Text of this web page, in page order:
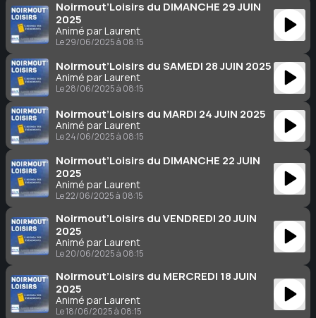
Noirmout’Loisirs du DIMANCHE 29 JUIN
2025
Animé par Laurent
Le 29/06/2025 à 08:15
Noirmout’Loisirs du SAMEDI 28 JUIN 2025
Animé par Laurent
Le 28/06/2025 à 08:15
Noirmout’Loisirs du MARDI 24 JUIN 2025
Animé par Laurent
Le 24/06/2025 à 08:15
Noirmout’Loisirs du DIMANCHE 22 JUIN
2025
Animé par Laurent
Le 22/06/2025 à 08:15
Noirmout’Loisirs du VENDREDI 20 JUIN
2025
Animé par Laurent
Le 20/06/2025 à 08:15
Noirmout’Loisirs du MERCREDI 18 JUIN
2025
Animé par Laurent
Le 18/06/2025 à 08:15